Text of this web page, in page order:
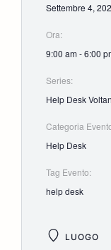
Settembre 4,
Ora:
9:00 am - 6:00
Series:
Help Desk
Categoria
Help Desk
Tag Evento:
help desk
LUOGO